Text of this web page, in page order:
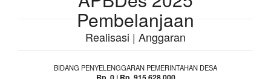
Pembelanjaan
Realisasi | Anggaran
BIDANG PENYELENGGARAN PEMERINTAHAN DESA